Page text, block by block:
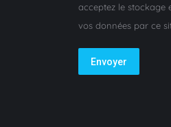
acceptez le stockage
vos données par ce
Envoyer